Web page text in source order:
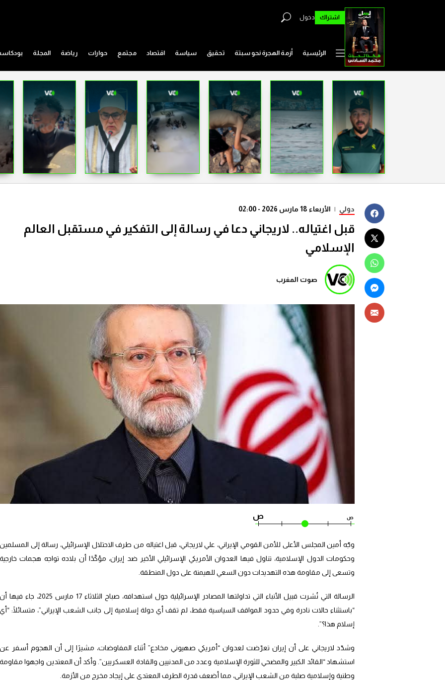
اشتراك دخول
الرئيسية أزمة الهجرة نحو سبتة تحقيق سياسة اقتصاد مجتمع حوارات رياضة المجلة
دولي | الأربعاء 18 مارس 2026 - 02:00
قبل اغتياله.. لاريجاني دعا في رسالة إلى التفكير في مستقبل العالم
الإسلامي
صوت المغرب
ص ص
وجّه أمين المجلس الأعلى للأمن القومي الإيراني، علي لاريجاني، قبل اغتياله من طرف الاحتلال الإسرائيلي، رسالة إلى المسلمين
وحكومات الدول الإسلامية، تناول فيها العدوان الأمريكي الإسرائيلي الأخير ضد إيران، مؤكّدًا أن بلاده تواجه هجمات خارجية
وتسعى إلى مقاومة هذه التهديدات دون السعي للهيمنة على دول المنطقة.
الرسالة التي نُشرت قبيل الأنباء التي تداولتها المصادر الإسرائيلية حول استهدافه، صباح الثلاثاء 17 مارس 2025، جاء فيها أن
“باستثناء حالات نادرة وفي حدود المواقف السياسية فقط، لم تقف أي دولة إسلامية إلى جانب الشعب الإيراني”، متسائلًا: “أي
إسلام هذا؟”.
وشدّد لاريجاني على أن إيران تعرّضت لعدوان “أمريكي صهيوني مخادع” أثناء المفاوضات، مشيرًا إلى أن الهجوم أسفر عن
استشهاد “القائد الكبير والمضحي للثورة الإسلامية وعدد من المدنيين والقادة العسكريين”. وأكد أن المعتدين واجهوا مقاومة
وطنية وإسلامية صلبة من الشعب الإيراني، مما أضعف قدرة الطرف المعتدي على إيجاد مخرج من الأزمة.